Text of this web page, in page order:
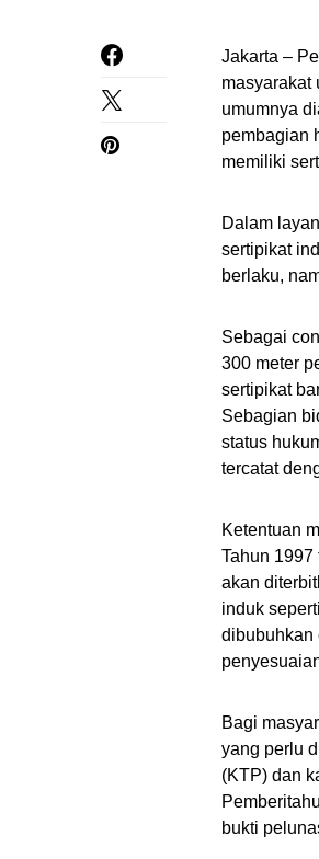
Jakarta –
masyarakat
umumnya
pembagian
memiliki
Dalam
sertipikat
berlaku,
Sebagai
300 meter
sertipikat
Sebagian
status
tercatat
Ketentuan
Tahun
akan
induk
dibubuhkan
Bagi
yang perlu
(KTP) dan
bukti